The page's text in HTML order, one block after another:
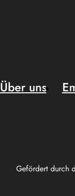
Gefördert durch
Über uns